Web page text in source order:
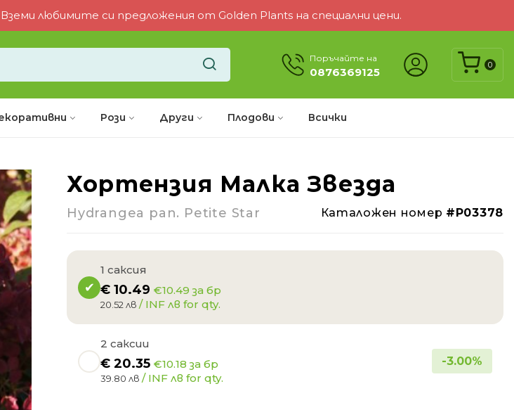
любимите си предложения от Golden Plants на специални цени.
Поръчайте на
0876369125
0
Рози Други Плодови Всички
Хортензия Малка Звезда
Hydrangea pan. Petite Star Каталожен номер #P03378
1 саксия
€ 10.49 €10.49 за бр
20.52 лв / INF лв for qty.
2 саксии
€ 20.35 €10.18 за бр
39.80 лв / INF лв for qty.
-3.00%